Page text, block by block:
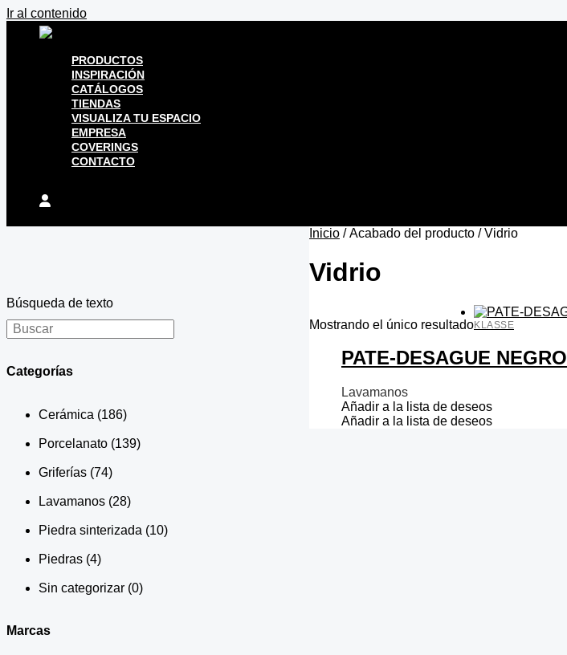
Ir al contenido
PRODUCTOS
INSPIRACIÓN
CATÁLOGOS
TIENDAS
VISUALIZA TU ESPACIO
EMPRESA
COVERINGS
CONTACTO
Búsqueda de texto
Categorías
Cerámica (186)
Porcelanato (139)
Griferías (74)
Lavamanos (28)
Piedra sinterizada (10)
Piedras (4)
Sin categorizar (0)
Marcas
Inicio / Acabado del producto / Vidrio
Vidrio
Mostrando el único resultadoKLASSE
PATE-DESAGUE NEGRO
Lavamanos
Añadir a la lista de deseos
Añadir a la lista de deseos